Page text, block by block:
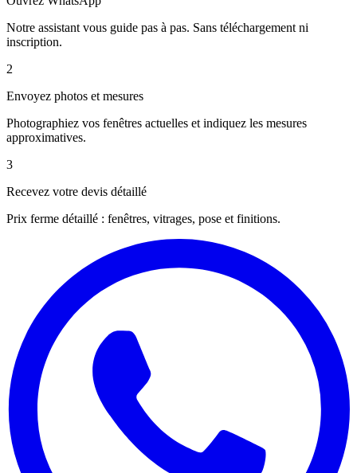
Notre assistant vous guide pas à pas. Sans téléchargement ni
inscription.
2
Envoyez photos et mesures
Photographiez vos fenêtres actuelles et indiquez les mesures
approximatives.
3
Recevez votre devis détaillé
Prix ferme détaillé : fenêtres, vitrages, pose et finitions.